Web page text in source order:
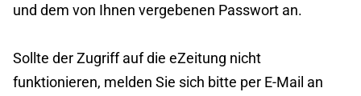
und dem von Ihnen vergebenen Passwort an.
Sollte der Zugriff auf die eZeitung nicht
funktionieren, melden Sie sich bitte per E-Mail an